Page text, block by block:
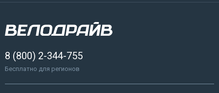
8 (800) 2-344-755
Бесплатно для регионов